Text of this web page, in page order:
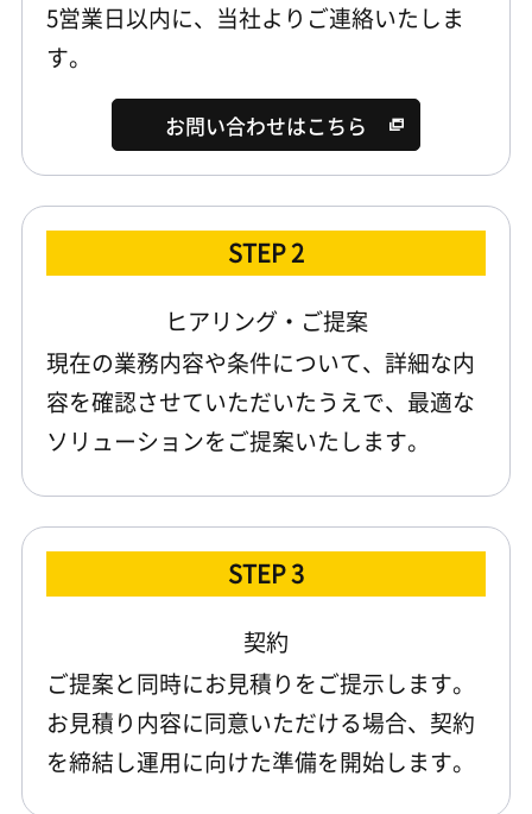
5営業日以内に、当社よりご連絡いたしま
す。
お問い合わせはこちら
STEP 2
ヒアリング・ご提案
現在の業務内容や条件について、詳細な内
容を確認させていただいたうえで、最適な
ソリューションをご提案いたします。
STEP 3
契約
ご提案と同時にお見積りをご提示します。
お見積り内容に同意いただける場合、契約
を締結し運用に向けた準備を開始します。